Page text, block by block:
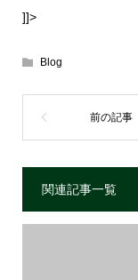
]]>
Blog
関連記事一覧